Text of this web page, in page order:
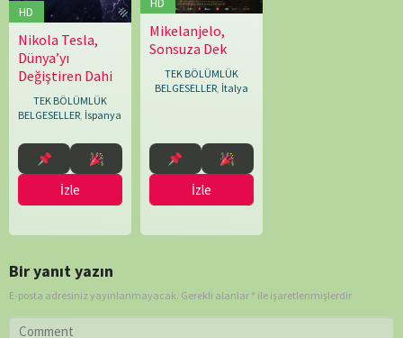
HD
Nikola Tesla,
Dünya’yı
Değiştiren Dahi
TEK BÖLÜMLÜK
BELGESELLER, İspanya
08.09.2023
Biografías
YT
İzle
Mikelanjelo,
Sonsuza Dek
TEK BÖLÜMLÜK
BELGESELLER, İtalya
20.09.2017
Emanuele
Imbucci
İzle
Bir yanıt yazın
E-posta adresiniz yayınlanmayacak. Gerekli alanlar * ile işaretlenmişlerdir